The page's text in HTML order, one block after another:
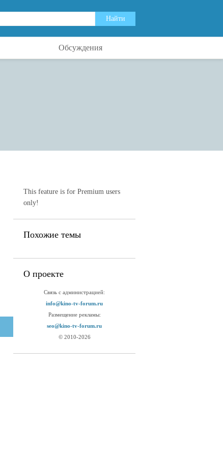
Обсуждения
This feature is for Premium users
only!
Похожие темы
О проекте
Связь с администрацией:
info@kino-tv-forum.ru
Размещение рекламы:
seo@kino-tv-forum.ru
© 2010-2026